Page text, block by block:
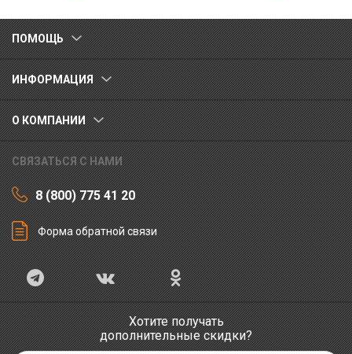
ПОМОЩЬ
ИНФОРМАЦИЯ
О КОМПАНИИ
СВЯЗАТЬСЯ С НАМИ
8 (800) 775 41 20
Форма обратной связи
Хотите получать
дополнительные скидки?